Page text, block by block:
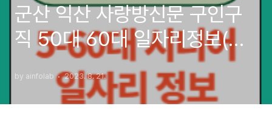
군산 익산 사랑방신문 구인구
직 50대 60대 일자리정보(서
천 장항)
by ainfolab 2023. 8. 21.